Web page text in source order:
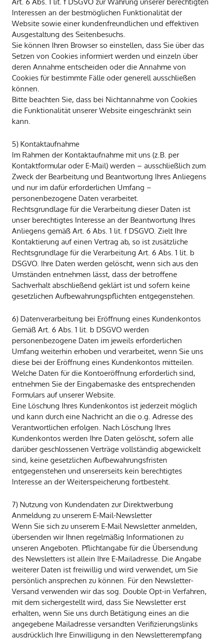
Interessen an der bestmöglichen Funktionalität der
Website sowie einer kundenfreundlichen und effektiven
Ausgestaltung des Seitenbesuchs.
Sie können Ihren Browser so einstellen, dass Sie über das
Setzen von Cookies informiert werden und einzeln über
deren Annahme entscheiden oder die Annahme von
Cookies für bestimmte Fälle oder generell ausschließen
können.
Bitte beachten Sie, dass bei Nichtannahme von Cookies
die Funktionalität unserer Website eingeschränkt sein
kann.
5) Kontaktaufnahme
Im Rahmen der Kontaktaufnahme mit uns (z.B. per
Kontaktformular oder E-Mail) werden – ausschließlich zum
Zweck der Bearbeitung und Beantwortung Ihres Anliegens
und nur im dafür erforderlichen Umfang –
personenbezogene Daten verarbeitet.
Rechtsgrundlage für die Verarbeitung dieser Daten ist
unser berechtigtes Interesse an der Beantwortung Ihres
Anliegens gemäß Art. 6 Abs. 1 lit. f DSGVO. Zielt Ihre
Kontaktierung auf einen Vertrag ab, so ist zusätzliche
Rechtsgrundlage für die Verarbeitung Art. 6 Abs. 1 lit. b
DSGVO. Ihre Daten werden gelöscht, wenn sich aus den
Umständen entnehmen lässt, dass der betroffene
Sachverhalt abschließend geklärt ist und sofern keine
gesetzlichen Aufbewahrungspflichten entgegenstehen.
6) Datenverarbeitung bei Eröffnung eines Kundenkontos
Gemäß Art. 6 Abs. 1 lit. b DSGVO werden
personenbezogene Daten im jeweils erforderlichen
Umfang weiterhin erhoben und verarbeitet, wenn Sie uns
diese bei der Eröffnung eines Kundenkontos mitteilen.
Welche Daten für die Kontoeröffnung erforderlich sind,
entnehmen Sie der Eingabemaske des entsprechenden
Formulars auf unserer Website.
Eine Löschung Ihres Kundenkontos ist jederzeit möglich
und kann durch eine Nachricht an die o.g. Adresse des
Verantwortlichen erfolgen. Nach Löschung Ihres
Kundenkontos werden Ihre Daten gelöscht, sofern alle
darüber geschlossenen Verträge vollständig abgewickelt
sind, keine gesetzlichen Aufbewahrungsfristen
entgegenstehen und unsererseits kein berechtigtes
Interesse an der Weiterspeicherung fortbesteht.
7) Nutzung von Kundendaten zur Direktwerbung
Anmeldung zu unserem E-Mail-Newsletter
Wenn Sie sich zu unserem E-Mail Newsletter anmelden,
übersenden wir Ihnen regelmäßig Informationen zu
unseren Angeboten. Pflichtangabe für die Übersendung
des Newsletters ist allein Ihre E-Mailadresse. Die Angabe
weiterer Daten ist freiwillig und wird verwendet, um Sie
persönlich ansprechen zu können. Für den Newsletter-
Versand verwenden wir das sog. Double Opt-in Verfahren,
mit dem sichergestellt wird, dass Sie Newsletter erst
erhalten, wenn Sie uns durch Betätigung eines an die
angegebene Mailadresse versandten Verifizierungslinks
ausdrücklich Ihre Einwilligung in den Newsletterempfang